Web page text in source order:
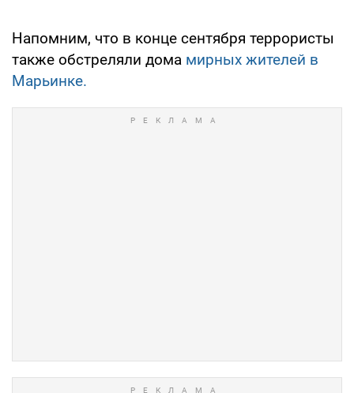
Напомним, что в конце сентября террористы
также обстреляли дома мирных жителей в
Марьинке.